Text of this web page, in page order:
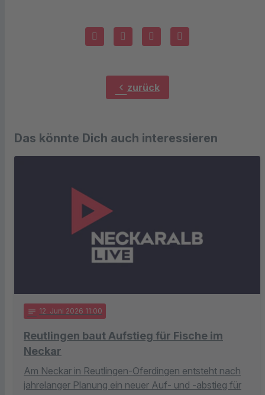
chevron_left zurück
Das könnte Dich auch interessieren
notes 12. Juni 2026 11:00
Reutlingen baut Aufstieg für Fische im
Neckar
Am Neckar in Reutlingen-Oferdingen entsteht nach
jahrelanger Planung ein neuer Auf- und -abstieg für